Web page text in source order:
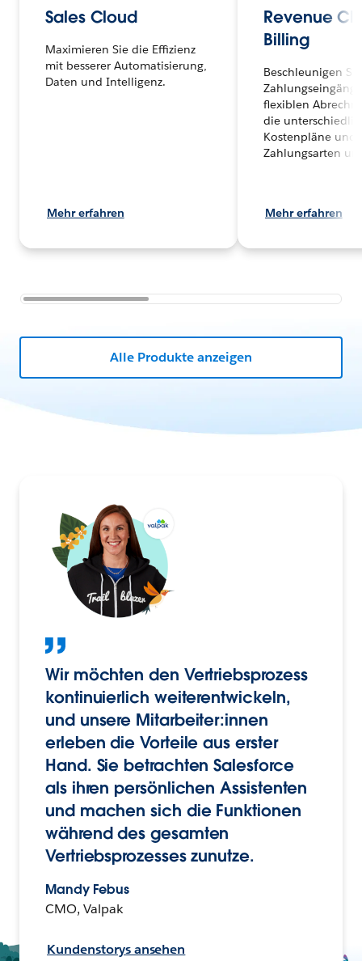
Sales Cloud
Maximieren Sie die Effizienz
mit besserer Automatisierung,
Daten und Intelligenz.
Mehr erfahren
Revenue
Billing
Beschleunigen Sie
flexiblen
die
Kostenpläne und
Zahlungsarten
Mehr erfahren
Alle Produkte anzeigen
Wir möchten den Vertriebsprozess
kontinuierlich weiterentwickeln,
und unsere Mitarbeiter:innen
erleben die Vorteile aus erster
Hand. Sie betrachten Salesforce
als ihren persönlichen Assistenten
und machen sich die Funktionen
während des gesamten
Vertriebsprozesses zunutze.
Mandy Febus
CMO, Valpak
Kundenstorys ansehen